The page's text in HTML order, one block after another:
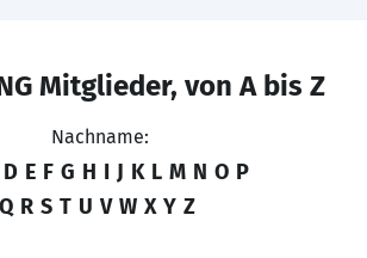
Mitglieder, von A bis Z
Nachname:
D E F G H I J K L M N O P
Q R S T U V W X Y Z